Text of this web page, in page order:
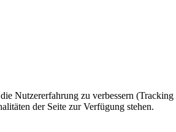
Nutzererfahrung zu verbessern
der Seite zur Verfügung stehen.